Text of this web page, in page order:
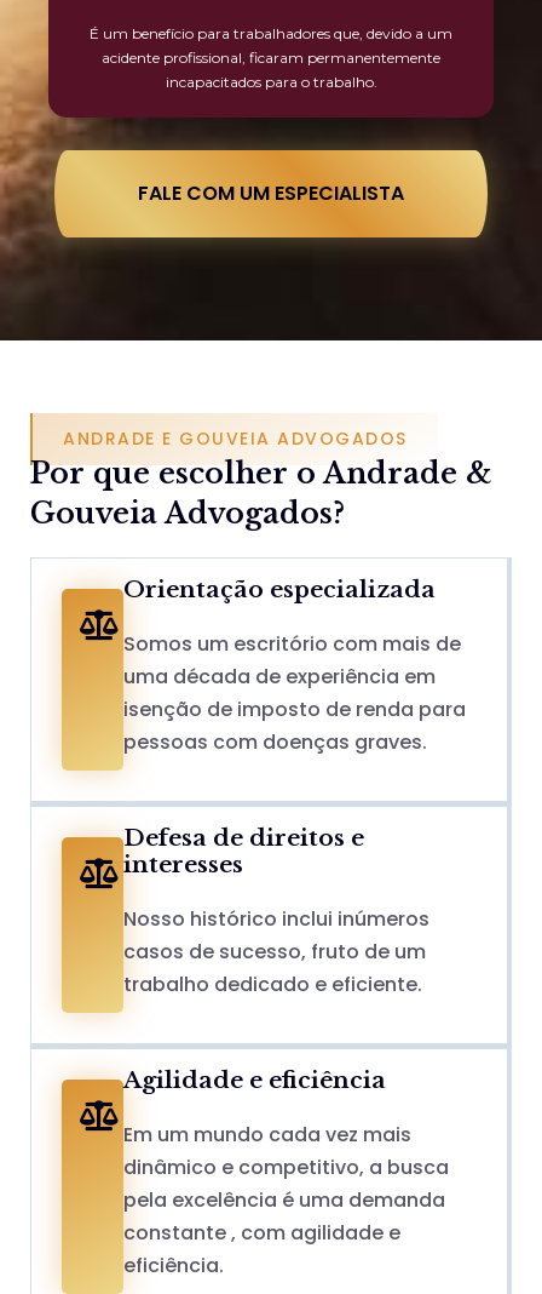
É um benefício para trabalhadores que, devido a um
acidente profissional, ficaram permanentemente
incapacitados para o trabalho.
FALE COM UM ESPECIALISTA
ANDRADE E GOUVEIA ADVOGADOS
Por que escolher o Andrade &
Gouveia Advogados?
Orientação especializada
Somos um escritório com mais de
uma década de experiência em
isenção de imposto de renda para
pessoas com doenças graves.
Defesa de direitos e
interesses
Nosso histórico inclui inúmeros
casos de sucesso, fruto de um
trabalho dedicado e eficiente.
Agilidade e eficiência
Em um mundo cada vez mais
dinâmico e competitivo, a busca
pela excelência é uma demanda
constante , com agilidade e
eficiência.